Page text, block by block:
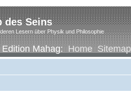
des Seins
Lesern über Physik und Philosophie
Edition Mahag:Home Sitemap